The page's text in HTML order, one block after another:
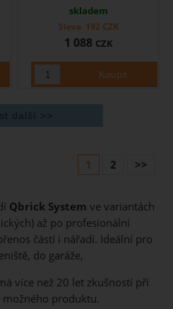
skladem
1 088 CZK
Sleva 192 CZK
1 2 >>
Qbrick System ve variantách
až po profesionální
částí i nářadí. Ideální pro
do garáže,
více než 20 let zkušností při
produktu.